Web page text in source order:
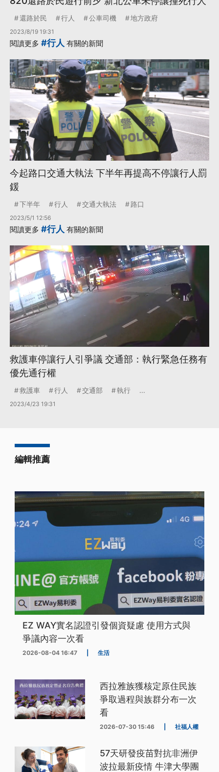
還路於民 行人 公車司機 地方政府
2023/8/19 19:31
閱讀更多 #行人 有關的新聞
今起路口交通大執法 下半年再提高不停讓行人罰
鍰
下半年 行人 交通大執法 路口
2023/5/1 12:56
閱讀更多 #行人 有關的新聞
救護車停讓行人引爭議 交通部：執行緊急任務有
優先通行權
救護車 行人 交通部 執行 ...
2023/4/23 19:31
編輯推薦
EZ WAY實名認證引發個資疑慮 使用方式與
爭議內容一次看
2026-08-04 16:47 生活
西拉雅族獲核定原住民族
爭取過程與族群分布一次
看
2026-07-30 15:46 社福人權
57天研發疫苗對抗非洲伊
波拉最新疫情 牛津大學團